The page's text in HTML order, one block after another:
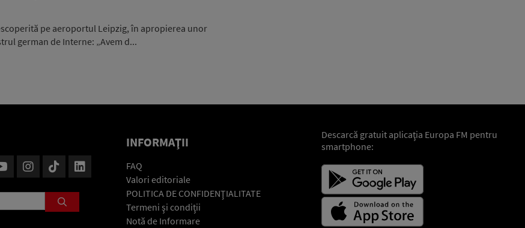
pe aeroportul Leipzig, în apropierea unor
german de Interne: „Avem d...
INFORMAŢII
FAQ
Valori editoriale
POLITICA DE CONFIDENŢIALITATE
Termeni şi condiţii
Notă de Informare
Descarcă gratuit aplicaţia Europa FM pentru
smartphone: